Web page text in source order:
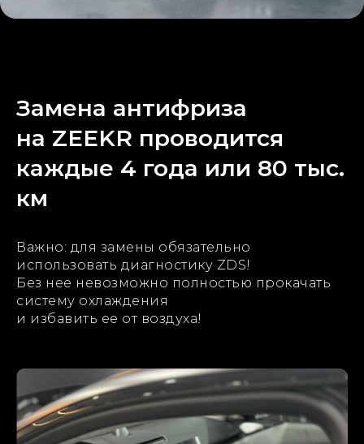
Замена антифриза
на ZEEKR проводится
каждые 4 года или 80 тыс.
км
Важно: для замены обязательно
использовать диагностику ZDS!
Без нее невозможно полностью прокачать
систему охлаждения
и избавить ее от воздуха!